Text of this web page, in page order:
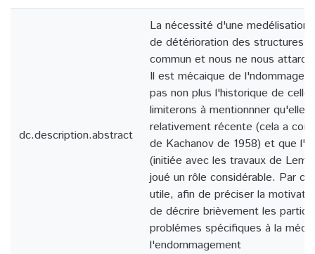
dc.description.abstract
La nécessité d'une medélisation
de détérioration des structures
commun et nous ne nous
Il est mécaique de
pas non plus l'historique de
limiterons à mentionnner qu'elle
relativement récente (cela a
de Kachanov de 1958) et que
(initiée avec les travaux de
joué un rôle considérable. Par
utile, afin de préciser la
de décrire brièvement les
problémes spécifiques à la
l'endommagement